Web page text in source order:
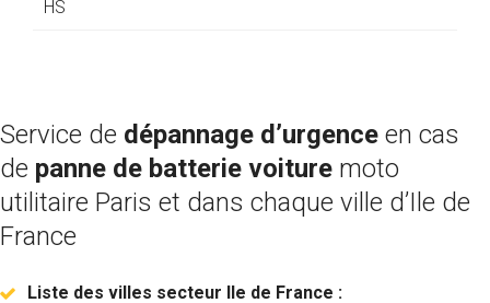
HS
Service de dépannage d’urgence en cas
de panne de batterie voiture moto
utilitaire Paris et dans chaque ville d’Ile de
France
Liste des villes secteur Ile de France :